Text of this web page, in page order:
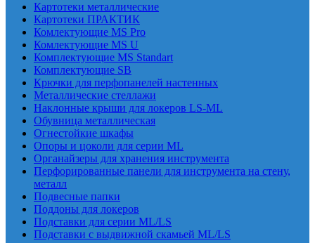
Картотеки металлические
Картотеки ПРАКТИК
Комлектующие MS Pro
Комлектующие MS U
Комплектующие MS Standart
Комплектующие SB
Крючки для перфопанелей настенных
Металлические стеллажи
Наклонные крыши для локеров LS-ML
Обувница металлическая
Огнестойкие шкафы
Опоры и цоколи для серии ML
Органайзеры для хранения инструмента
Перфорированные панели для инструмента на стену,
металл
Подвесные папки
Поддоны для локеров
Подставки для серии ML/LS
Подставки с выдвижной скамьей ML/LS